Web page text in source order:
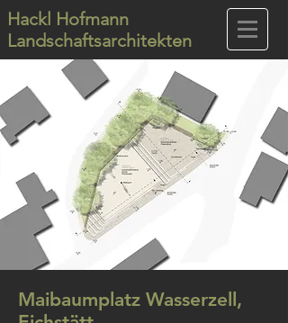
Hackl Hofmann
Landschaftsarchitekten
Maibaumplatz Wasserzell,